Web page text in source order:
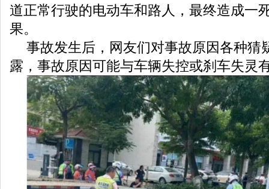
道正常行驶的电动车和路人，最终造成一
果。
事故发生后，网友们对事故原因各种猜
露，事故原因可能与车辆失控或刹车失灵